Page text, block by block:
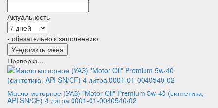
Актуальность
- обязательно к заполнению
Проверка...
Масло моторное (УАЗ) "Motor Oil" Premium 5w-40 (синтетика,
API SN/CF) 4 литра 0001-01-0040540-02